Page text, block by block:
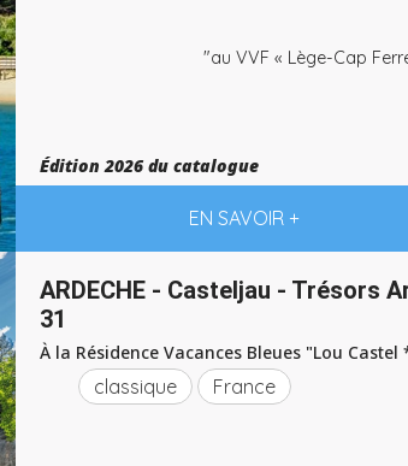
Édition 2026 du catalogue
"au VVF « Lège-Cap
EN SAVOIR +
ARDECHE - Casteljau - Trésors
31
À la Résidence Vacances Bleues "Lou
classique France